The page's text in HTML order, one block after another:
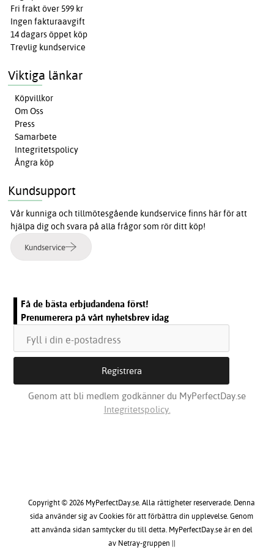
Fri frakt över 599 kr
Ingen fakturaavgift
14 dagars öppet köp
Trevlig kundservice
Viktiga länkar
Köpvillkor
Om Oss
Press
Samarbete
Integritetspolicy
Ångra köp
Kundsupport
Vår kunniga och tillmötesgående kundservice finns här för att
hjälpa dig och svara på alla frågor som rör ditt köp!
Kundservice
Få de bästa erbjudandena först!
Prenumerera på vårt nyhetsbrev idag
Genom att bli medlem godkänner du MyPerfectDay.se
Integritetspolicy.
Copyright © 2026 MyPerfectDay.se. Alla rättigheter reserverade. Denna
sida använder sig av Cookies för att förbättra din upplevelse. Genom
att använda sidan samtycker du till detta. MyPerfectDay.se är en del
av Netray-gruppen ||